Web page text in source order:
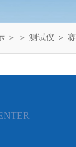
＞ ＞ 测试仪 ＞